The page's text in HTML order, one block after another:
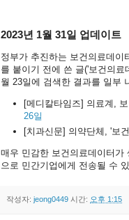
2023년 1월 31일 업데이트
정부가 추진하는 보건의료데
를 붙이기 전에 쓴 글('보건의료
월 23일에 검색한 결과를 일부
[메디칼타임즈] 의료계,
26일
[치과신문] 의약단체, '보
매우 민감한 보건의료데이터
으로 민간기업에게 전송될 수
작성자: jeong0449 시간: 오후 1:15